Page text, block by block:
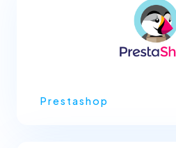
Prestashop